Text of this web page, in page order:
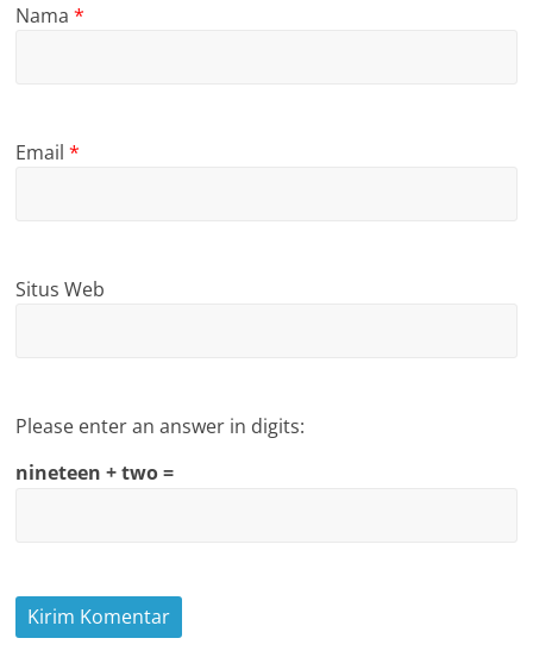
Nama*
Email*
Situs Web
Please enter an answer in digits:
nineteen + two =